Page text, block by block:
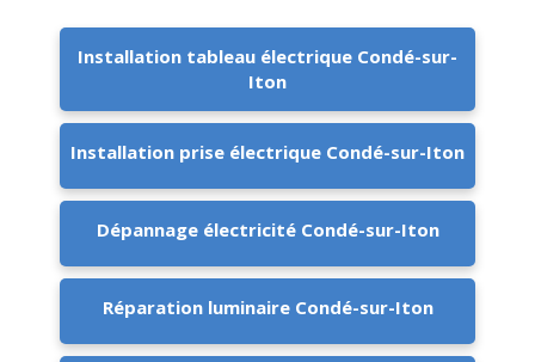
Installation tableau électrique Condé-sur-
Iton
Installation prise électrique Condé-sur-Iton
Dépannage électricité Condé-sur-Iton
Réparation luminaire Condé-sur-Iton